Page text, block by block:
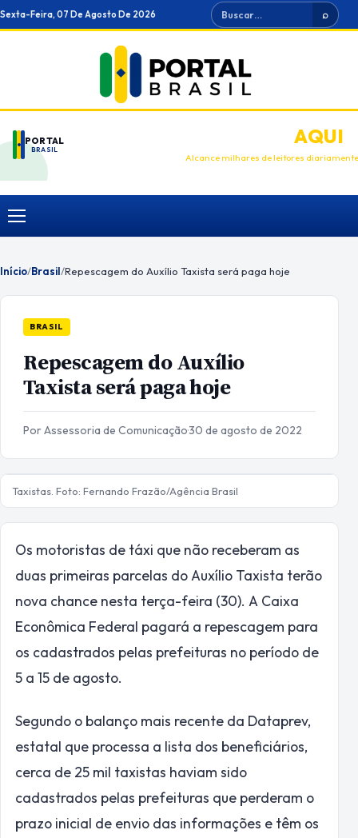
Ir
para
Sexta-Feira, 07 De Agosto De 2026 Buscar ⌕
PORTAL
BRASIL
ANUNCIEAQUI
Alcance milhares de leitores diariamente
Menu
Início/Brasil/Repescagem do Auxílio Taxista será paga hoje
BRASIL
Repescagem do Auxílio
Taxista será paga hoje
Por Assessoria de Comunicação·30 de agosto de 2022
Taxistas. Foto: Fernando Frazão/Agência Brasil
Os motoristas de táxi que não receberam as
duas primeiras parcelas do Auxílio Taxista terão
nova chance nesta terça-feira (30). A Caixa
Econômica Federal pagará a repescagem para
os cadastrados pelas prefeituras no período de
5 a 15 de agosto.
Segundo o balanço mais recente da Dataprev,
estatal que processa a lista dos beneficiários,
cerca de 25 mil taxistas haviam sido
cadastrados pelas prefeituras que perderam o
prazo inicial de envio das informações e têm os